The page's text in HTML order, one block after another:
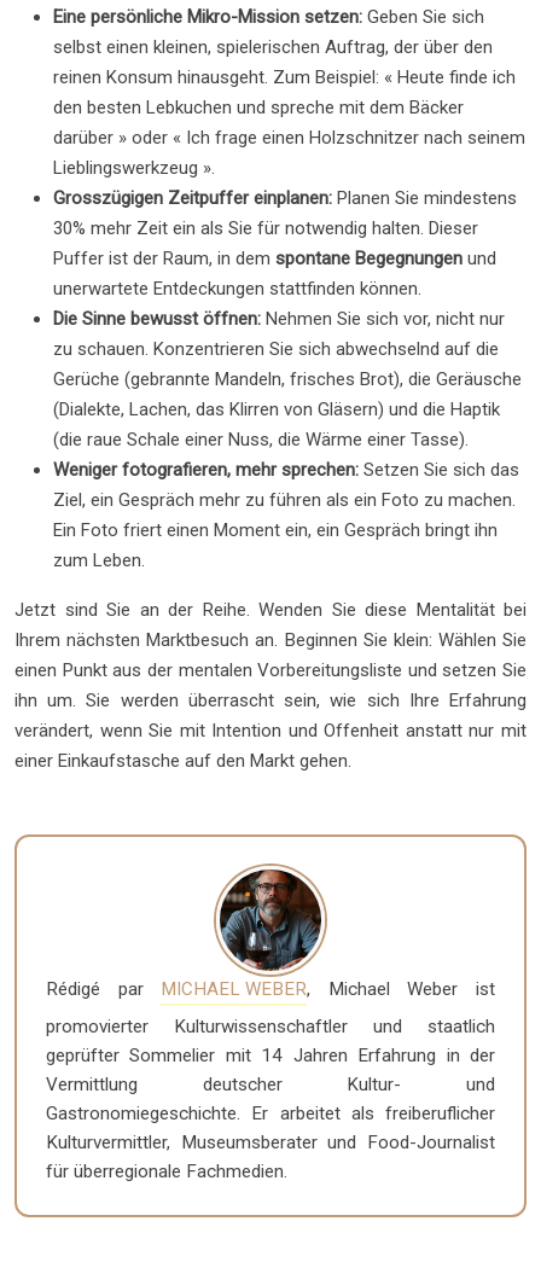
Eine persönliche Mikro-Mission setzen: Geben Sie sich
selbst einen kleinen, spielerischen Auftrag, der über den
reinen Konsum hinausgeht. Zum Beispiel: « Heute finde ich
den besten Lebkuchen und spreche mit dem Bäcker
darüber » oder « Ich frage einen Holzschnitzer nach seinem
Lieblingswerkzeug ».
Grosszügigen Zeitpuffer einplanen: Planen Sie mindestens
30% mehr Zeit ein als Sie für notwendig halten. Dieser
Puffer ist der Raum, in dem spontane Begegnungen und
unerwartete Entdeckungen stattfinden können.
Die Sinne bewusst öffnen: Nehmen Sie sich vor, nicht nur
zu schauen. Konzentrieren Sie sich abwechselnd auf die
Gerüche (gebrannte Mandeln, frisches Brot), die Geräusche
(Dialekte, Lachen, das Klirren von Gläsern) und die Haptik
(die raue Schale einer Nuss, die Wärme einer Tasse).
Weniger fotografieren, mehr sprechen: Setzen Sie sich das
Ziel, ein Gespräch mehr zu führen als ein Foto zu machen.
Ein Foto friert einen Moment ein, ein Gespräch bringt ihn
zum Leben.
Jetzt sind Sie an der Reihe. Wenden Sie diese Mentalität bei
Ihrem nächsten Marktbesuch an. Beginnen Sie klein: Wählen Sie
einen Punkt aus der mentalen Vorbereitungsliste und setzen Sie
ihn um. Sie werden überrascht sein, wie sich Ihre Erfahrung
verändert, wenn Sie mit Intention und Offenheit anstatt nur mit
einer Einkaufstasche auf den Markt gehen.
Rédigé par MICHAEL WEBER, Michael Weber ist
promovierter Kulturwissenschaftler und staatlich
geprüfter Sommelier mit 14 Jahren Erfahrung in der
Vermittlung deutscher Kultur- und
Gastronomiegeschichte. Er arbeitet als freiberuflicher
Kulturvermittler, Museumsberater und Food-Journalist
für überregionale Fachmedien.